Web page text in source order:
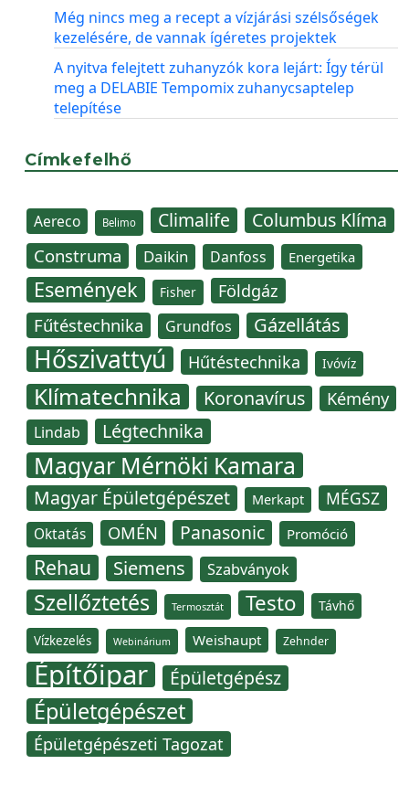
Még nincs meg a recept a vízjárási szélsőségek
kezelésére, de vannak ígéretes projektek
A nyitva felejtett zuhanyzók kora lejárt: Így térül
meg a DELABIE Tempomix zuhanycsaptelep
telepítése
Címkefelhő
Aereco Belimo Climalife Columbus Klíma
Construma Daikin Danfoss Energetika
Események Fisher Földgáz
Fűtéstechnika Grundfos Gázellátás
Hőszivattyú Hűtéstechnika Ivóvíz
Klímatechnika Koronavírus Kémény
Lindab Légtechnika
Magyar Mérnöki Kamara
Magyar Épületgépészet Merkapt MÉGSZ
Oktatás OMÉN Panasonic Promóció
Rehau Siemens Szabványok
Szellőztetés Termosztát Testo Távhő
Vízkezelés Webinárium Weishaupt Zehnder
Építőipar Épületgépész
Épületgépészet
Épületgépészeti Tagozat